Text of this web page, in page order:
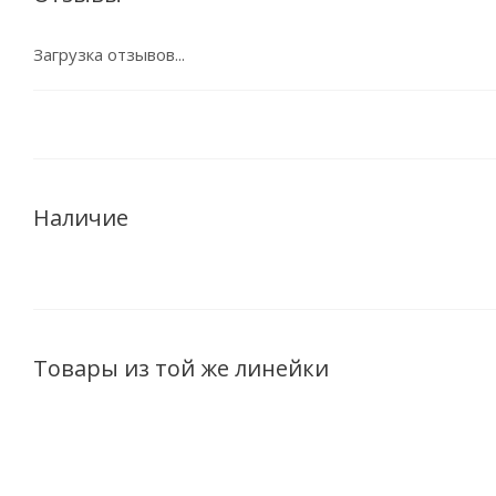
Загрузка отзывов...
Наличие
Товары из той же линейки